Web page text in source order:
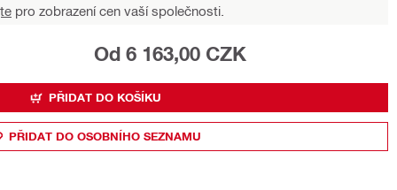
pro zobrazení cen vaší společnosti.
Od 6 163,00 CZK
PŘIDAT DO KOŠÍKU
PŘIDAT DO OSOBNÍHO SEZNAMU